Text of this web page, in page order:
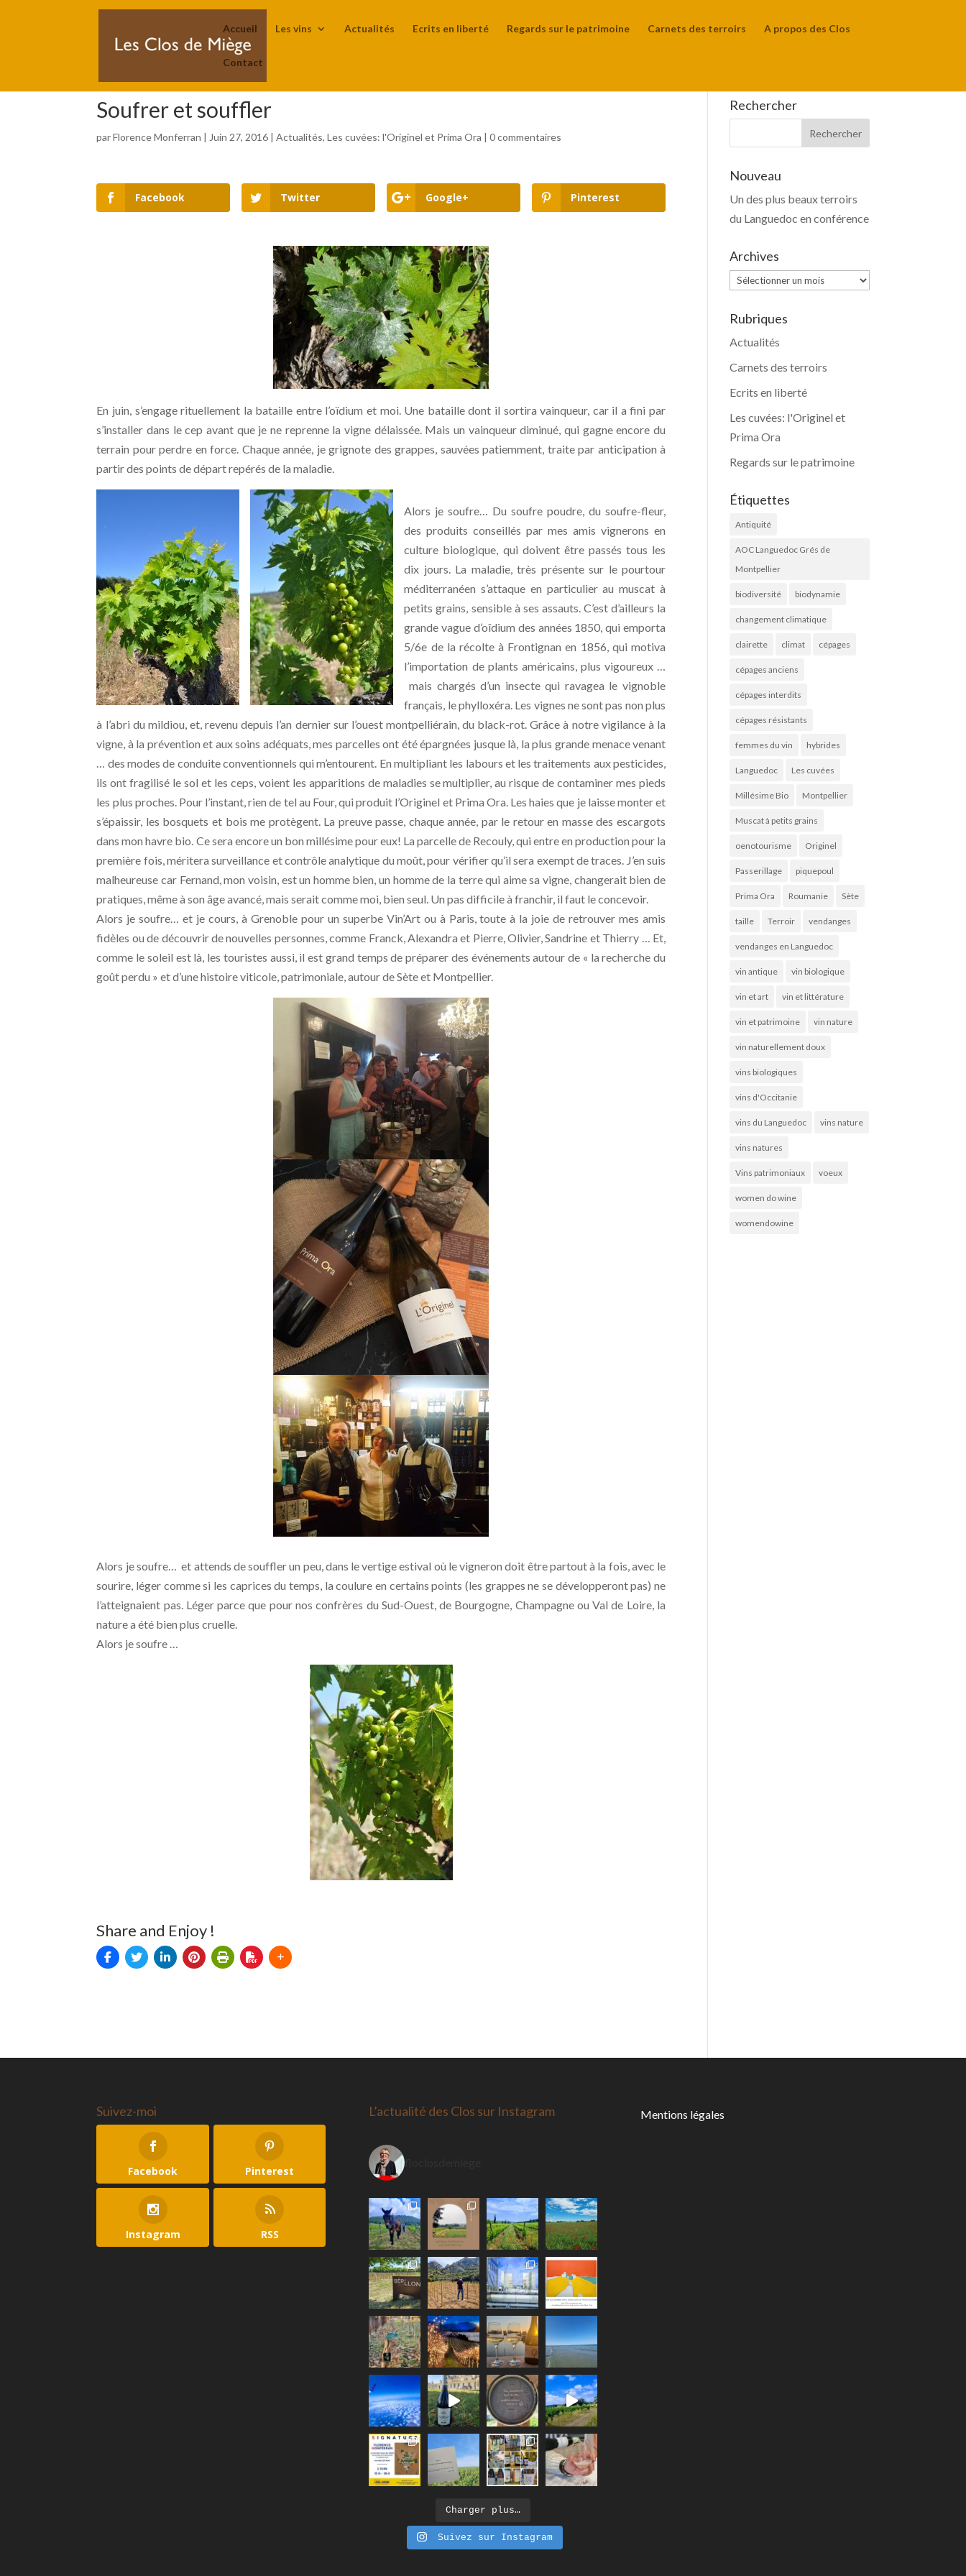
Accueil Les vins Actualités Ecrits en liberté Regards sur le patrimoine Carnets des terroirs A propos des Clos
Contact
Soufrer et souffler
parFlorence Monferran | Juin 27, 2016 |Actualités,Les cuvées: l'Originel et Prima Ora |0 commentaires
Facebook Twitter Google+ Pinterest
En juin, s’engage rituellement la bataille entre l’oïdium et moi. Une bataille dont il sortira vainqueur, car il a fini par
s’installer dans le cep avant que je ne reprenne la vigne délaissée. Mais un vainqueur diminué, qui gagne encore du
terrain pour perdre en force. Chaque année, je grignote des grappes, sauvées patiemment, traite par anticipation à
partir des points de départ repérés de la maladie.
Alors je soufre… Du soufre poudre, du soufre-fleur,
des produits conseillés par mes amis vignerons en
culture biologique, qui doivent être passés tous les
dix jours. La maladie, très présente sur le pourtour
méditerranéen s’attaque en particulier au muscat à
petits grains, sensible à ses assauts. C’est d’ailleurs la
grande vague d’oîdium des années 1850, qui emporta
5/6e de la récolte à Frontignan en 1856, qui motiva
l’importation de plants américains, plus vigoureux …
mais chargés d’un insecte qui ravagea le vignoble
français, le phylloxéra. Les vignes ne sont pas non plus
à l’abri du mildiou, et, revenu depuis l’an dernier sur l’ouest montpelliérain, du black-rot. Grâce à notre vigilance à la
vigne, à la prévention et aux soins adéquats, mes parcelles ont été épargnées jusque là, la plus grande menace venant
… des modes de conduite conventionnels qui m’entourent. En multipliant les labours et les traitements aux pesticides,
ils ont fragilisé le sol et les ceps, voient les apparitions de maladies se multiplier, au risque de contaminer mes pieds
les plus proches. Pour l’instant, rien de tel au Four, qui produit l’Originel et Prima Ora. Les haies que je laisse monter et
s’épaissir, les bosquets et bois me protègent. La preuve passe, chaque année, par le retour en masse des escargots
dans mon havre bio. Ce sera encore un bon millésime pour eux! La parcelle de Recouly, qui entre en production pour la
première fois, méritera surveillance et contrôle analytique du moût, pour vérifier qu’il sera exempt de traces. J’en suis
malheureuse car Fernand, mon voisin, est un homme bien, un homme de la terre qui aime sa vigne, changerait bien de
pratiques, même à son âge avancé, mais serait comme moi, bien seul. Un pas difficile à franchir, il faut le concevoir.
Alors je soufre… et je cours, à Grenoble pour un superbe Vin’Art ou à Paris, toute à la joie de retrouver mes amis
fidèles ou de découvrir de nouvelles personnes, comme Franck, Alexandra et Pierre, Olivier, Sandrine et Thierry … Et,
comme le soleil est là, les touristes aussi, il est grand temps de préparer des événements autour de « la recherche du
goût perdu » et d’une histoire viticole, patrimoniale, autour de Sète et Montpellier.
Alors je soufre… et attends de souffler un peu, dans le vertige estival où le vigneron doit être partout à la fois, avec le
sourire, léger comme si les caprices du temps, la coulure en certains points (les grappes ne se développeront pas) ne
l’atteignaient pas. Léger parce que pour nos confrères du Sud-Ouest, de Bourgogne, Champagne ou Val de Loire, la
nature a été bien plus cruelle.
Alors je soufre …
Share and Enjoy !
Rechercher
Nouveau
Un des plus beaux terroirs
du Languedoc en conférence
Archives
Archives
Rubriques
Actualités
Carnets des terroirs
Ecrits en liberté
Les cuvées: l'Originel et
Prima Ora
Regards sur le patrimoine
Étiquettes
Antiquité
AOC Languedoc Grés de
Montpellier
biodiversité biodynamie
changement climatique
clairette climat cépages
cépages anciens
cépages interdits
cépages résistants
femmes du vin hybrides
Languedoc Les cuvées
Millésime Bio Montpellier
Muscat à petits grains
oenotourisme Originel
Passerillage piquepoul
Prima Ora Roumanie Sète
taille Terroir vendanges
vendanges en Languedoc
vin antique vin biologique
vin et art vin et littérature
vin et patrimoine vin nature
vin naturellement doux
vins biologiques
vins d'Occitanie
vins du Languedoc vins nature
vins natures
Vins patrimoniaux voeux
women do wine
womendowine
Suivez-moi
Facebook Pinterest
Instagram RSS
L’actualité des Clos sur Instagram
floclosdemiege
Charger plus…
Suivez sur Instagram
Mentions légales